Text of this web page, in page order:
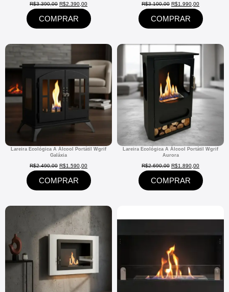
R$3.390,00 R$2.390,00
COMPRAR
R$3.100,00 R$1.990,00
COMPRAR
Lareira Ecológica A Álcool Portátil Wgrif
Galáxia
R$2.490,00 R$1.590,00
COMPRAR
Lareira Ecológica A Álcool Portátil Wgrif
Aurora
R$2.690,00 R$1.890,00
COMPRAR